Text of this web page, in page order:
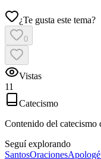
¿Te gusta este tema?
0
Vistas
11
Catecismo
Contenido del catecismo
Seguí explorando
SantosOraciones